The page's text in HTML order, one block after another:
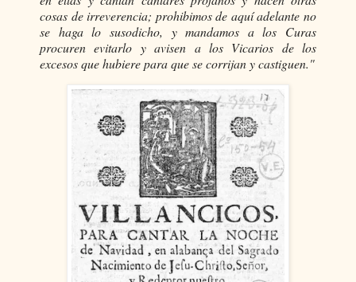
cosas de irreverencia; prohibimos de aquí adelante no
se haga lo susodicho, y mandamos a los Curas
procuren evitarlo y avisen a los Vicarios de los
excesos que hubiere para que se corrijan y castiguen."